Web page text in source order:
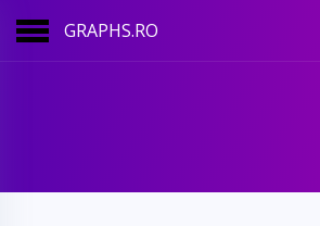
GRAPHS.RO